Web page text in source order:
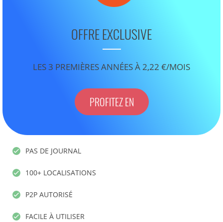
OFFRE EXCLUSIVE
LES 3 PREMIÈRES ANNÉES À 2,22 €/MOIS
PROFITEZ EN
PAS DE JOURNAL
100+ LOCALISATIONS
P2P AUTORISÉ
FACILE À UTILISER